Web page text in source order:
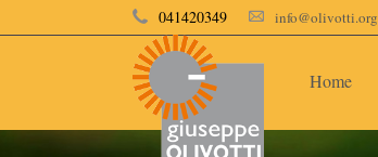
041420349 info@olivotti.org
Home